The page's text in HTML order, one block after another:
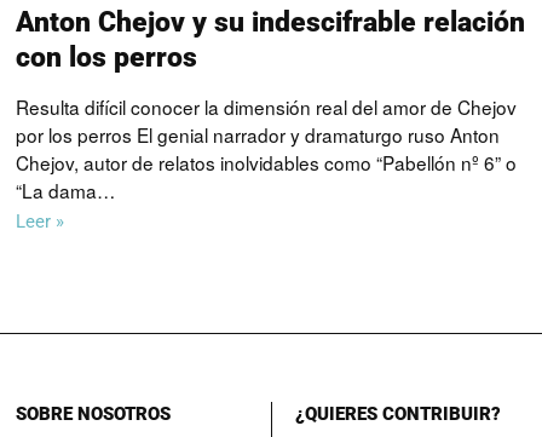
Anton Chejov y su indescifrable relación
con los perros
Resulta difícil conocer la dimensión real del amor de Chejov
por los perros El genial narrador y dramaturgo ruso Anton
Chejov, autor de relatos inolvidables como “Pabellón nº 6” o
“La dama…
Leer »
SOBRE NOSOTROS ¿QUIERES CONTRIBUIR?